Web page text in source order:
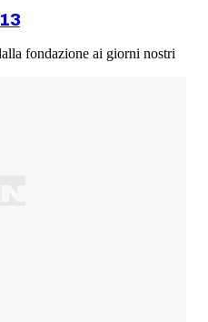
fondazione ai giorni nostri